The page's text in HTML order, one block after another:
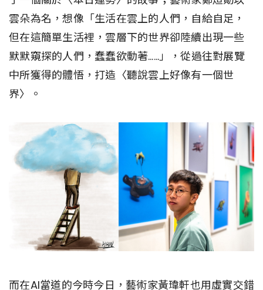
雲朵為名，想像「生活在雲上的人們，自給自足，
但在這簡單生活裡，雲層下的世界卻陸續出現一些
默默窺探的人們，蠢蠢欲動著……」，從過往對展覽
中所獲得的體悟，打造〈聽說雲上好像有一個世
界〉。
而在AI當道的今時今日，藝術家黃瑋軒也用虛實交錯